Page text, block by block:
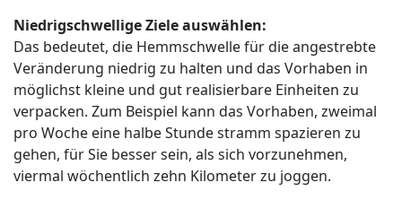
Niedrigschwellige Ziele auswählen:
Das bedeutet, die Hemmschwelle für die angestrebte
Veränderung niedrig zu halten und das Vorhaben in
möglichst kleine und gut realisierbare Einheiten zu
verpacken. Zum Beispiel kann das Vorhaben, zweimal
pro Woche eine halbe Stunde stramm spazieren zu
gehen, für Sie besser sein, als sich vorzunehmen,
viermal wöchentlich zehn Kilometer zu joggen.